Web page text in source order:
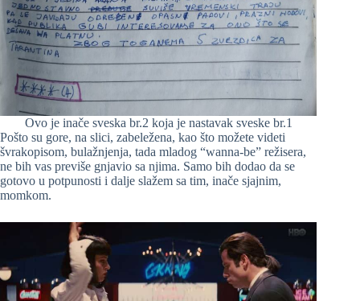
Ovo je inače sveska br.2 koja je nastavak sveske br.1
Pošto su gore, na slici, zabeležena, kao što možete videti
švrakopisom, bulažnjenja, tada mladog “wanna-be” režisera,
ne bih vas previše gnjavio sa njima. Samo bih dodao da se
gotovo u potpunosti i dalje slažem sa tim, inače sjajnim,
momkom.